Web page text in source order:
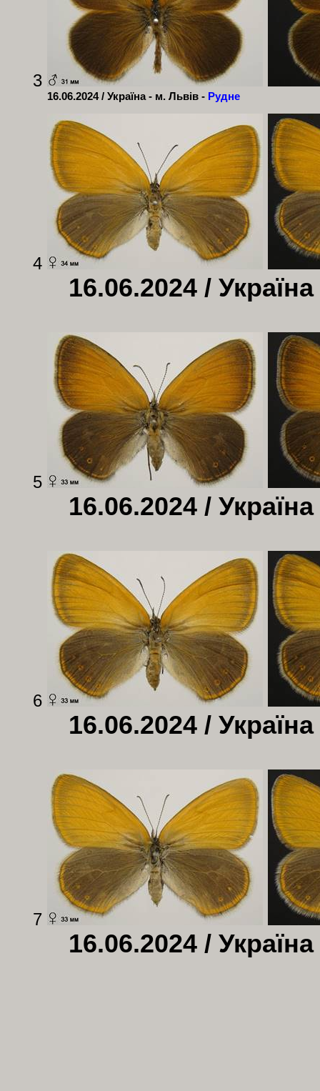
3
16.06.2024 / Україна - м. Львів - Рудне
4
16.06.2024 /
5
16.06.2024 /
6
16.06.2024 /
7
16.06.2024 /